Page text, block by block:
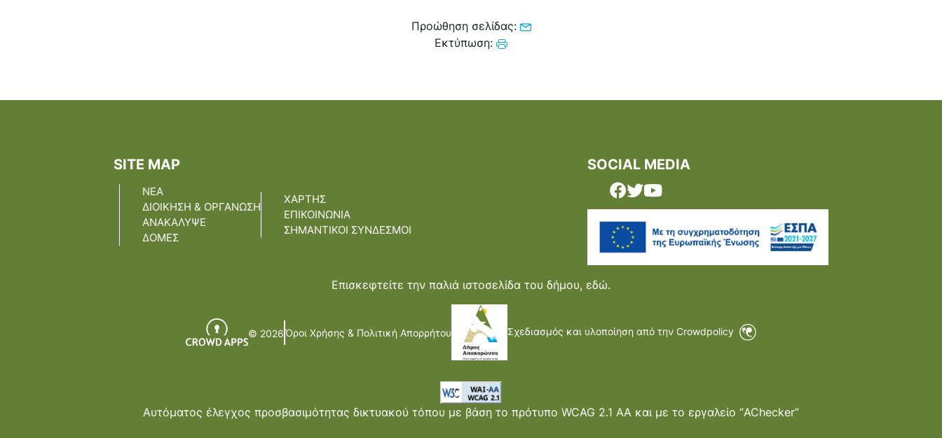
Προώθηση σελίδας:
Εκτύπωση:
SITE MAP
ΝΕΑ
ΔΙΟΙΚΗΣΗ & ΟΡΓΑΝΩΣΗ
ΑΝΑΚΑΛΥΨΕ
ΔΟΜΕΣ
ΧΑΡΤΗΣ
ΕΠΙΚΟΙΝΩΝΙΑ
ΣΗΜΑΝΤΙΚΟΙ ΣΥΝΔΕΣΜΟΙ
SOCIAL MEDIA
Επισκεφτείτε την παλιά ιστοσελίδα του δήμου, εδώ.
© 2026Όροι Χρήσης & Πολιτική Απορρήτου Σχεδιασμός και υλοποίηση από την Crowdpolicy
Αυτόματος έλεγχος προσβασιμότητας δικτυακού τόπου με βάση το πρότυπο WCAG 2.1 AA και με το εργαλείο “AChecker”